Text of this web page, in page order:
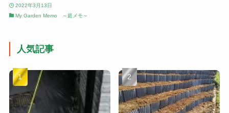
2022年3月13日
My Garden Memo ～庭メモ～
人気記事